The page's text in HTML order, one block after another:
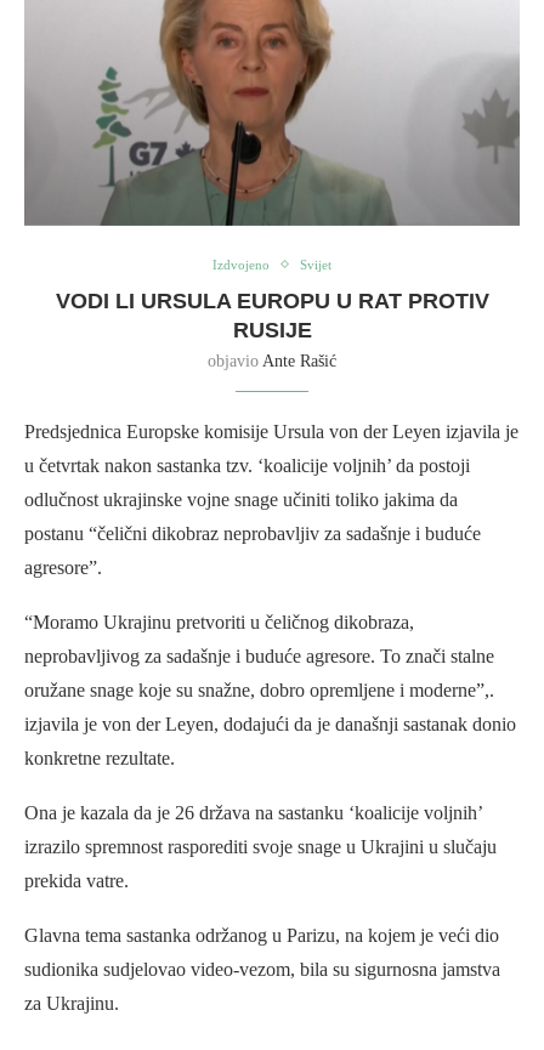
Izdvojeno Svijet
VODI LI URSULA EUROPU U RAT PROTIV
RUSIJE
objavio Ante Rašić
Predsjednica Europske komisije Ursula von der Leyen izjavila je
u četvrtak nakon sastanka tzv. ‘koalicije voljnih’ da postoji
odlučnost ukrajinske vojne snage učiniti toliko jakima da
postanu “čelični dikobraz neprobavljiv za sadašnje i buduće
agresore”.
“Moramo Ukrajinu pretvoriti u čeličnog dikobraza,
neprobavljivog za sadašnje i buduće agresore. To znači stalne
oružane snage koje su snažne, dobro opremljene i moderne”,.
izjavila je von der Leyen, dodajući da je današnji sastanak donio
konkretne rezultate.
Ona je kazala da je 26 država na sastanku ‘koalicije voljnih’
izrazilo spremnost rasporediti svoje snage u Ukrajini u slučaju
prekida vatre.
Glavna tema sastanka održanog u Parizu, na kojem je veći dio
sudionika sudjelovao video-vezom, bila su sigurnosna jamstva
za Ukrajinu.